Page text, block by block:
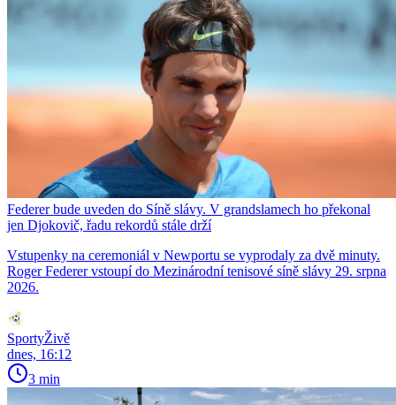
Federer bude uveden do Síně slávy. V grandslamech ho překonal
jen Djokovič, řadu rekordů stále drží
Vstupenky na ceremoniál v Newportu se vyprodaly za dvě minuty.
Roger Federer vstoupí do Mezinárodní tenisové síně slávy 29. srpna
2026.
SportyŽivě
dnes, 16:12
3 min